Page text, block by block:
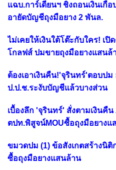
แฉบ.การ์เดียนฯ ชิงถอนเงินเกื
อายัดบัญชีถุงมือยาง 2 พันล.
ไม่เคยให้เงินใต้โต๊ะกับใคร! เปิ
โกลฟส์ ปมขายถุงมือยางแสนล้
ต้องเอาเงินคืน!'จุรินทร์'ตอบป
ป.ป.ช.ระงับบัญชีแล้วบางส่วน
เบื้องลึก 'จุรินทร์' สั่งตามเงินคื
ตปท.พิสูจน์MOUซื้อถุงมือยางแ
ขมวดปม (1) ข้อสังเกตสร้างนิ
ซื้อถุงมือยางแสนล้าน